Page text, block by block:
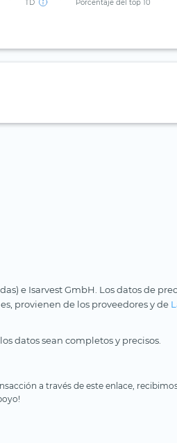
TD Porcentaje del top 10
e Isarvest GmbH. Los datos de
provienen de los proveedores y de
datos sean completos y precisos.
a través de este enlace,